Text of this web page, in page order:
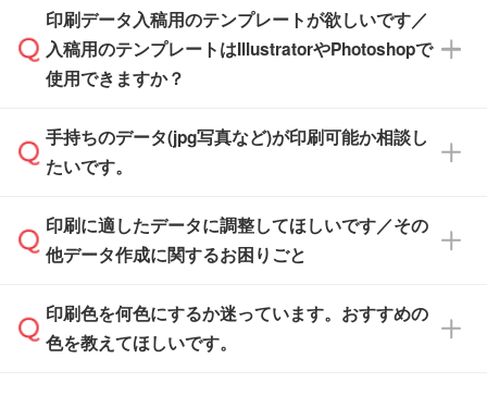
※土日祝日を除く営業日換算です。
※沖縄・離島は追加日数がかかります。
ザインソフトがなくても安心です。
また、「データ作成サービス
せいただければ、弊社にて無料でデザインデー
タを1点作成いたします。
IllustratorやPhotoshop、CLIP STUDIOなどのデ
ザインソフトでこだわりのデザインを作成した
い方は、完全データ入稿
積・ご注文フォームにアップロードしてご入稿
ください。
ご入稿後は経験豊富なスタッフがデータに不備
がないかチェックし、お客様と確認してから印
刷に進みますので、ご安心ください。
印刷データ入稿用のテンプレートが欲しいです／
入稿用のテンプレートはIllustratorやPhotoshopで
使用できますか？
一部商品は入稿用テンプレートのご用意があり
ます。各商品ページの『印刷方法・テンプレー
入稿用のテンプレートはPDF形式ですが、
IllustratorやPhotoshopで開いてご利用いただけ
方」をご確認ください。
手持ちのデータ(jpg写真など)が印刷可能か相談し
たいです。
印刷に適したデータ・解像度かどうか、担当ス
タッフが事前に確認いたします。
ムへ添付いただくか、担当スタッフ宛にメール
でお送りください。
印刷に適したデータに調整してほしいです／その
他データ作成に関するお困りごと
データ作成でお困りの際には、担当スタッフが
サポートいたしますのでお気軽にご相談くださ
印刷色を何色にするか迷っています。おすすめの
色を教えてほしいです。